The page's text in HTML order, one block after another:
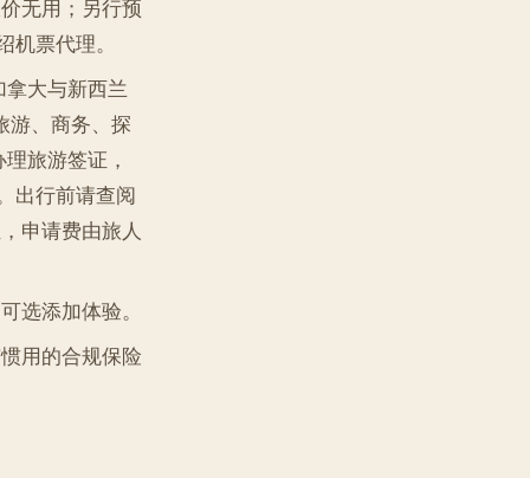
无用；另行预
票代理。
大与新西兰
游、商务、探
旅游签证，
出行前请查阅
申请费由旅人
选添加体验。
用的合规保险